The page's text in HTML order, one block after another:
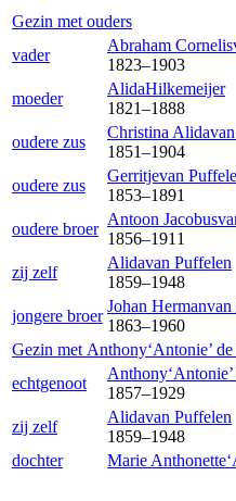
Gezin met ouders
vader
Abraham Cornelis
1823–1903
moeder
AlidaHilkemeijer
1821–1888
oudere zus
Christina Alida
1851–1904
oudere zus
Gerritjevan
1853–1891
oudere broer
Antoon Jacobus
1856–1911
zij zelf
Alidavan Puffelen
1859–1948
jongere broer
Johan Hermanvan
1863–1960
Gezin met Anthony‘Antonie’
echtgenoot
Anthony‘Antonie’
1857–1929
zij zelf
Alidavan Puffelen
1859–1948
dochter
Marie